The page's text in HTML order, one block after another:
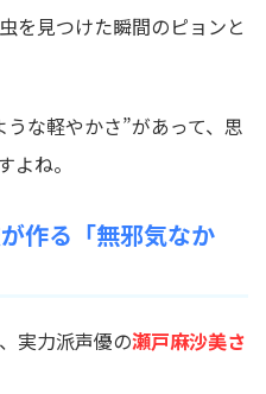
を見つけた瞬間のピョンと
な軽やかさ”があって、思
よね。
作る「無邪気なか
実力派声優の瀬戸麻沙美さ